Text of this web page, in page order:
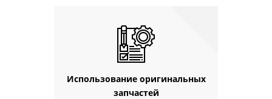
Использование оригинальных
запчастей